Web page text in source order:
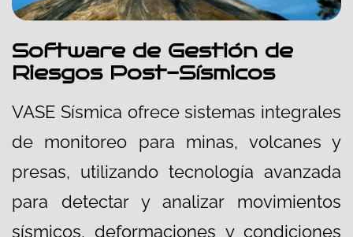
Software de Gestión de
Riesgos Post-Sísmicos
VASE Sísmica ofrece sistemas integrales
de monitoreo para minas, volcanes y
presas, utilizando tecnología avanzada
para detectar y analizar movimientos
sísmicos, deformaciones y condiciones